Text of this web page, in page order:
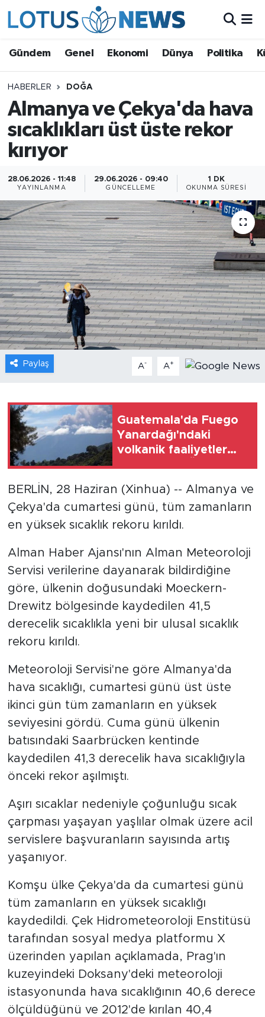
Gündem Genel Ekonomi Dünya Politika
HABERLER DOĞA
Almanya ve Çekya'da hava
sıcaklıkları üst üste rekor
kırıyor
28.06.2026 - 11:48
YAYINLANMA
29.06.2026 - 09:40
GÜNCELLEME
1 DK
OKUNMA SÜRESI
Paylaş A- A+
Guatemala'da Fuego
Yanardağı'ndaki
volkanik faaliyetler
alarm verildi
BERLİN, 28 Haziran (Xinhua) -- Almanya ve
Çekya'da cumartesi günü, tüm zamanların
en yüksek sıcaklık rekoru kırıldı.
Alman Haber Ajansı'nın Alman Meteoroloji
Servisi verilerine dayanarak bildirdiğine
göre, ülkenin doğusundaki Moeckern-
Drewitz bölgesinde kaydedilen 41,5
derecelik sıcaklıkla yeni bir ulusal sıcaklık
rekoru kırıldı.
Meteoroloji Servisi'ne göre Almanya'da
hava sıcaklığı, cumartesi günü üst üste
ikinci gün tüm zamanların en yüksek
seviyesini gördü. Cuma günü ülkenin
batısındaki Saarbrücken kentinde
kaydedilen 41,3 derecelik hava sıcaklığıyla
önceki rekor aşılmıştı.
Aşırı sıcaklar nedeniyle çoğunluğu sıcak
çarpması yaşayan yaşlılar olmak üzere acil
servislere başvuranların sayısında artış
yaşanıyor.
Komşu ülke Çekya'da da cumartesi günü
tüm zamanların en yüksek sıcaklığı
kaydedildi. Çek Hidrometeoroloji Enstitüsü
tarafından sosyal medya platformu X
üzerinden yapılan açıklamada, Prag'ın
kuzeyindeki Doksany'deki meteoroloji
istasyonunda hava sıcaklığının 40,6 derece
ölçüldüğünü ve 2012'de kırılan 40,4
Ekonomi
Dünya
Politika
Bilim ve Teknoloji
Çin Fuarları
Gündem
Video
Sağlık
Xinhua
Xinhua Türkiye
Seyahat